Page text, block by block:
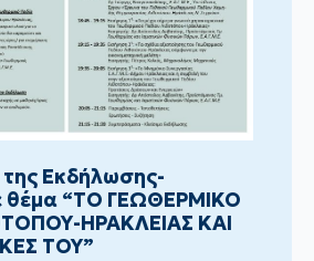
Εκδήλωσης-
θέμα “ΤΟ ΓΕΩΘΕΡΜΙΚΟ
ΗΡΑΚΛΕΙΑΣ ΚΑΙ
ΤΟΥ”